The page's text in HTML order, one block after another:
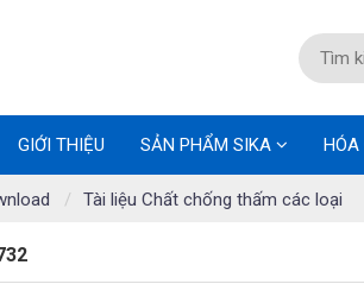
GIỚI THIỆU SẢN PHẨM SIKA HÓA
Tài liệu Chất chống thấm các loại